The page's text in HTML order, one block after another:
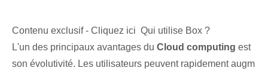
Contenu exclusif - Cliquez ici Qui utilise Box ?
L'un des principaux avantages du Cloud computing ‍est
son évolutivité. Les utilisateurs peuvent rapidement augm